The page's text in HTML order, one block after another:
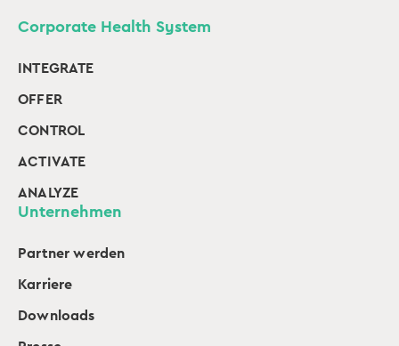
Corporate Health System
INTEGRATE
OFFER
CONTROL
ACTIVATE
ANALYZE
Unternehmen
Partner werden
Karriere
Downloads